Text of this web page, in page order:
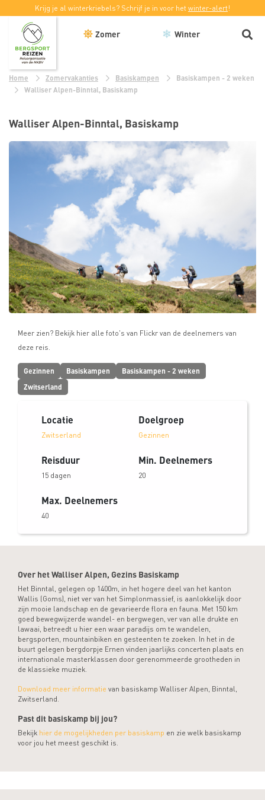
Krijg je al winterkriebels? Schrijf je in voor het winter-alert!
Zomer Winter
Home Zomervakanties Basiskampen
Basiskampen - 2 weken
Walliser Alpen-Binntal, Basiskamp
Walliser Alpen-Binntal, Basiskamp
Meer zien? Bekijk hier alle foto's van Flickr van de deelnemers van
deze reis.
Gezinnen Basiskampen
Basiskampen - 2 weken
Zwitserland
Locatie
Zwitserland
Doelgroep
Gezinnen
Reisduur
15 dagen
Min. Deelnemers
20
Max. Deelnemers
40
Over het Walliser Alpen, Gezins Basiskamp
Het Binntal, gelegen op 1400m, in het hogere deel van het kanton
Wallis (Goms), niet ver van het Simplonmassief, is aanlokkelijk door
zijn mooie landschap en de gevarieerde flora en fauna. Met 150 km
goed bewegwijzerde wandel- en bergwegen, ver van alle drukte en
lawaai, betreedt u hier een waar paradijs om te wandelen,
bergsporten, mountainbiken en gesteenten te zoeken. In het in de
buurt gelegen bergdorpje Ernen vinden jaarlijks concerten plaats en
internationale masterklassen door gerenommeerde grootheden in
de klassieke muziek.
Download meer informatie van basiskamp Walliser Alpen, Binntal,
Zwitserland.
Past dit basiskamp bij jou?
Bekijk hier de mogelijkheden per basiskamp en zie welk basiskamp
voor jou het meest geschikt is.